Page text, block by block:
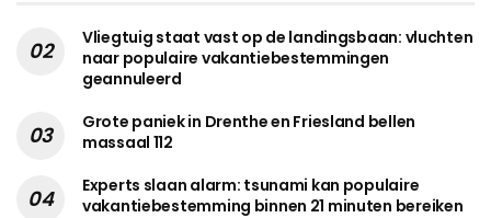
Vliegtuig staat vast op de landingsbaan: vluchten
naar populaire vakantiebestemmingen
geannuleerd
Grote paniek in Drenthe en Friesland bellen
massaal 112
Experts slaan alarm: tsunami kan populaire
vakantiebestemming binnen 21 minuten bereiken